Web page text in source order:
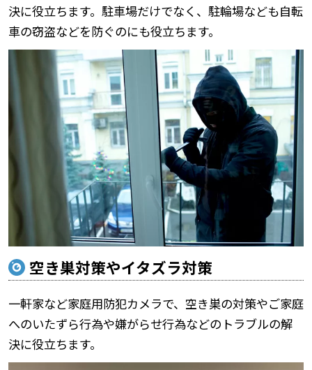
決に役立ちます。駐車場だけでなく、駐輪場なども自転
車の窃盗などを防ぐのにも役立ちます。
空き巣対策やイタズラ対策
一軒家など家庭用防犯カメラで、空き巣の対策やご家庭
へのいたずら行為や嫌がらせ行為などのトラブルの解
決に役立ちます。